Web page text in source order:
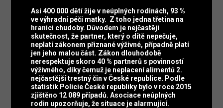
Asi 400 000 dětí žije v neúplných rodinách, 93 %
ve výhradní péči matky. Z toho jedna třetina na
hranici chudoby. Důvodem je nejčastěji
skutečnost, že partner, který o dítě nepečuje,
neplatí zákonem přiznané výživné, případně platí
jen jeho malou část. Zákon dlouhodobě
nerespektuje skoro 40 % partnerů s povinností
výživného, díky čemuž je neplacení alimentů 2.
nejčastější trestný čin v České republice. Podle
statistik Policie České republiky bylo v roce 2015
zjištěno 12 089 případů. Asociace neúplných
rodin upozorňuje, že situace je alarmující.